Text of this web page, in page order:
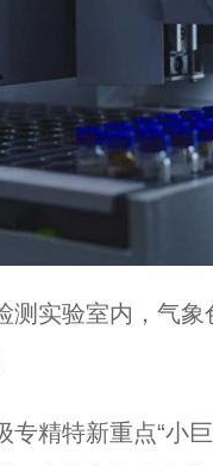
测实验室内，气
特新重点“小巨